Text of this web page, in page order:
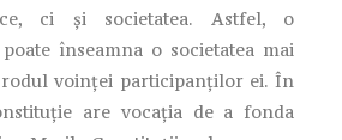
ci şi societatea. Astfel, o
înseamna o societatea mai
rodul voinţei participanţilor ei. În
are vocaţia de a fonda